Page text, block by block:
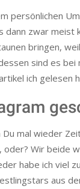
persönlichen
dann zwar meist
bringen,
sind es
ich gelesen
mal wieder
Wir beide
habe ich viel
aus